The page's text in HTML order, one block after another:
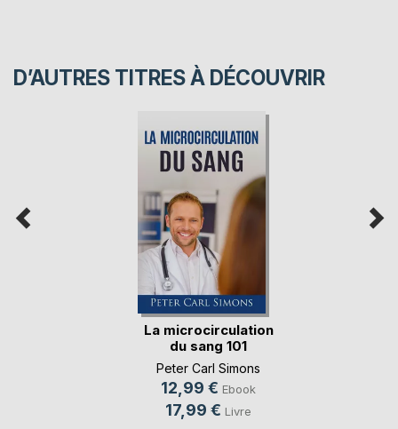
D’AUTRES TITRES À DÉCOUVRIR
La microcirculation
du sang 101
Peter Carl Simons
12,99 € Ebook
17,99 € Livre